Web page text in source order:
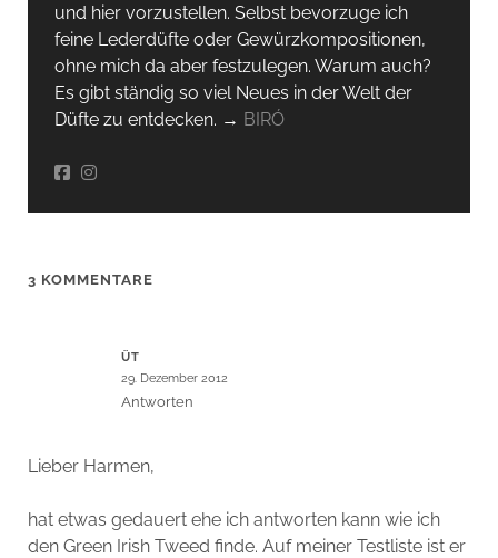
und hier vorzustellen. Selbst bevorzuge ich
feine Lederdüfte oder Gewürzkompositionen,
ohne mich da aber festzulegen. Warum auch?
Es gibt ständig so viel Neues in der Welt der
Düfte zu entdecken. → BIRÓ
3 KOMMENTARE
ÜT
29. Dezember 2012
Antworten
Lieber Harmen,
hat etwas gedauert ehe ich antworten kann wie ich
den Green Irish Tweed finde. Auf meiner Testliste ist er